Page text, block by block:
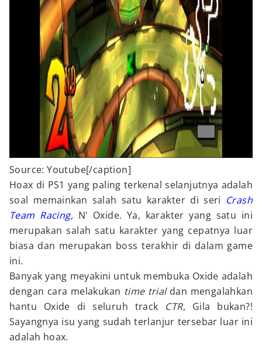
Source: Youtube[/caption]
Hoax di PS1 yang paling terkenal selanjutnya adalah
soal memainkan salah satu karakter di seri Crash
Team Racing, N' Oxide. Ya, karakter yang satu ini
merupakan salah satu karakter yang cepatnya luar
biasa dan merupakan boss terakhir di dalam game
ini.
Banyak yang meyakini untuk membuka Oxide adalah
dengan cara melakukan time trialdan mengalahkan
hantu Oxide di seluruh track CTR, Gila bukan?!
Sayangnya isu yang sudah terlanjur tersebar luar ini
adalah hoax.